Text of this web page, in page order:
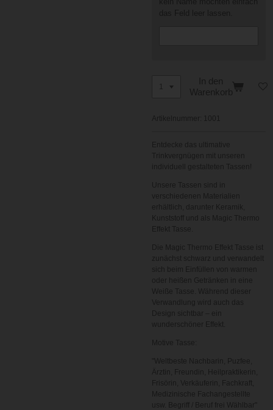
In den
Warenkorb
Artikelnummer: 1001
Entdecke das ultimative
Trinkvergnügen mit unseren
individuell gestalteten Tassen!
Unsere Tassen sind in
verschiedenen Materialien
erhältlich, darunter Keramik,
Kunststoff und als Magic Thermo
Effekt Tasse.
Die Magic Thermo Effekt Tasse ist
zunächst schwarz und verwandelt
sich beim Einfüllen von warmen
oder heißen Getränken in eine
Weiße Tasse. Während dieser
Verwandlung wird auch das
Design sichtbar – ein
wunderschöner Effekt.
Motive Tasse:
"Weltbeste Nachbarin, Puzfee,
Ärztin, Freundin, Heilpraktikerin,
Frisörin, Verkäuferin, Fachkraft,
Medizinische Fachangestellte
usw. Begriff / Beruf frei Wählbar